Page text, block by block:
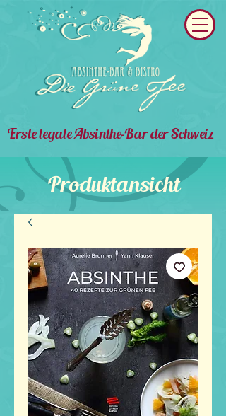
Erste legale Absinthe-Bar der Schweiz
Produktansicht